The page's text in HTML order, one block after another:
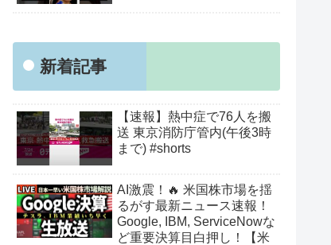
新着記事
【速報】熱中症で76人を搬
送 東京消防庁管内(午後3時
まで) #shorts
AI激震！🔥 米国株市場を揺
るがす最新ニュース速報！
Google, IBM, ServiceNowな
ど重要決算目白押し！【米